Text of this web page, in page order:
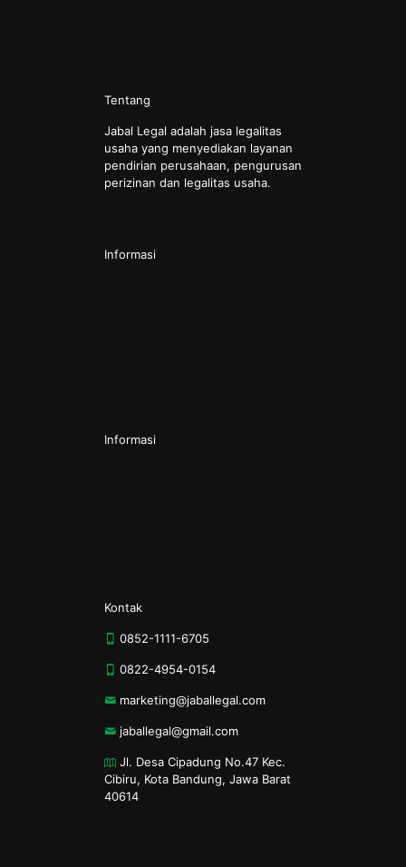
Tentang
Jabal Legal adalah jasa legalitas
usaha yang menyediakan layanan
pendirian perusahaan, pengurusan
perizinan dan legalitas usaha.
Informasi
Informasi
Kontak
0852-1111-6705
0822-4954-0154
marketing@jaballegal.com
jaballegal@gmail.com
Jl. Desa Cipadung No.47 Kec.
Cibiru, Kota Bandung, Jawa Barat
40614